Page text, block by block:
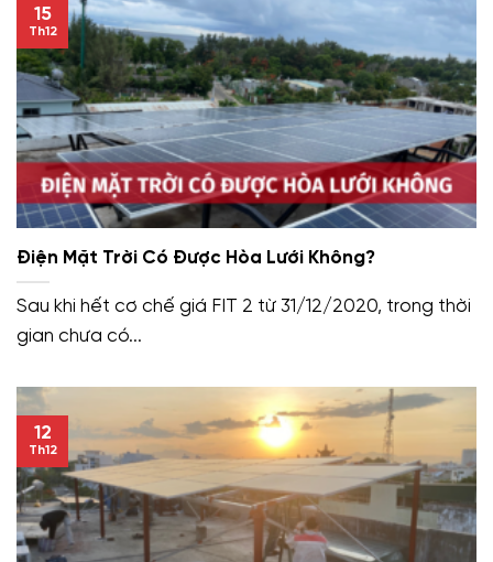
Điện Mặt Trời Có Được Hòa Lưới Không?
Sau khi hết cơ chế giá FIT 2 từ 31/12/2020, trong thời
gian chưa có...
15
Th12
12
Th12